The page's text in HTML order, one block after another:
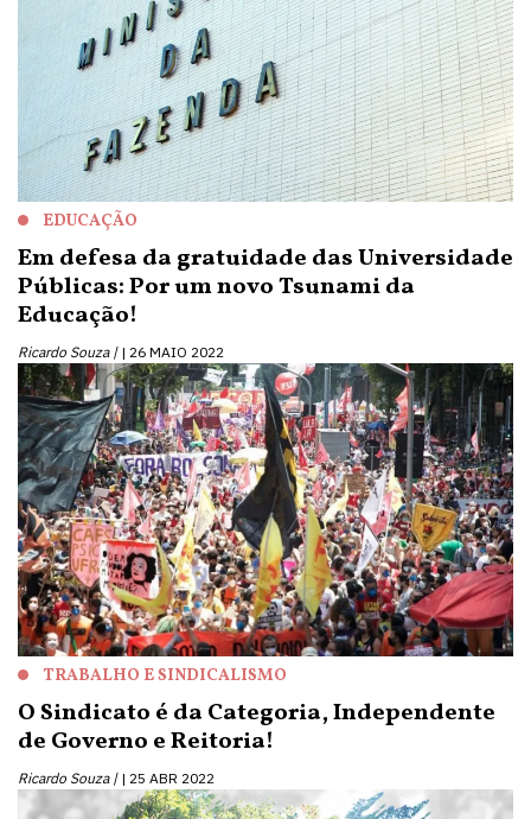
EDUCAÇÃO
Em defesa da gratuidade das Universidade
Públicas: Por um novo Tsunami da
Educação!
Ricardo Souza | 26 MAIO 2022
TRABALHO E SINDICALISMO
O Sindicato é da Categoria, Independente
de Governo e Reitoria!
Ricardo Souza | 25 ABR 2022